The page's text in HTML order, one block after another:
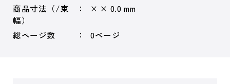
商品寸法（/束
幅）
× × 0.0 mm
総ページ数 0ページ